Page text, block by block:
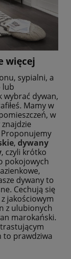
więcej
sypialni, a
lub
wybrać dywan,
Mamy w
w
, dywany
, czyli krótko
pokojowych
dywany to
Cechują się
jakościowym
z ulubionych
marokański.
to prawdziwa